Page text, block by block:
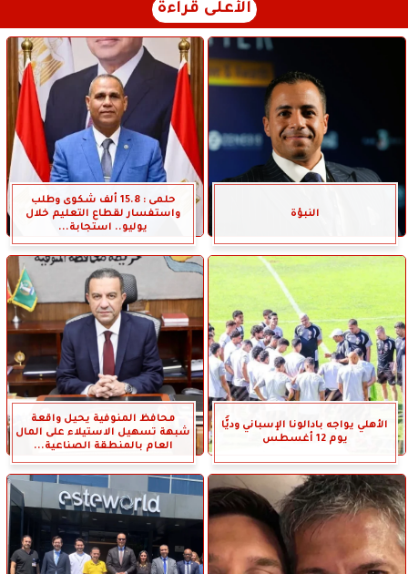
الأعلى قراءة
النبؤة
حلمى : 15.8 ألف شكوى وطلب
واستفسار لقطاع التعليم خلال
يوليو.. استجابة...
الأهلي يواجه بادالونا الإسباني وديًّا
يوم 12 أغسطس
محافظ المنوفية يحيل واقعة
شبهة تسهيل الاستيلاء على المال
العام بالمنطقة الصناعية...